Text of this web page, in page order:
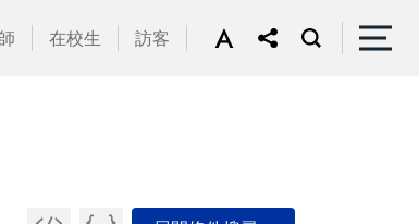
在校生 訪客